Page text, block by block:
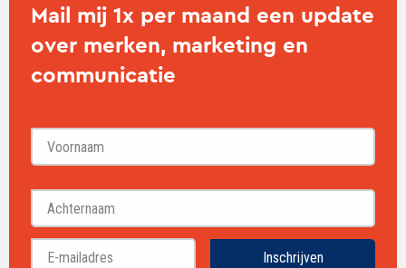
Mail mij 1x per maand een update
over merken, marketing en
communicatie
Voornaam
Inschrijven